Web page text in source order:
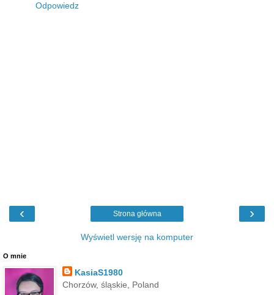
Odpowiedz
‹ ›
Strona główna
Wyświetl wersję na komputer
O mnie
KasiaS1980
Chorzów, śląskie, Poland